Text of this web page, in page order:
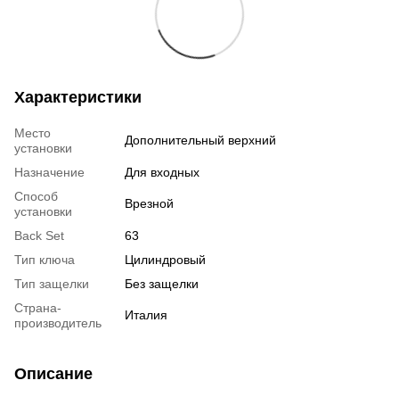
Характеристики
Место
установки
Дополнительный верхний
Назначение
Для входных
Способ
установки
Врезной
Back Set
63
Тип ключа
Цилиндровый
Тип защелки
Без защелки
Страна-
производитель
Италия
Описание